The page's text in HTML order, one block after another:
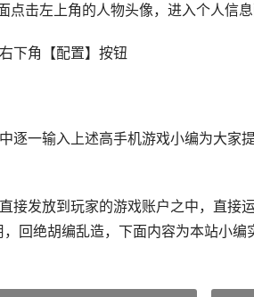
击左上角的人物头像，进入个人信息
角【配置】按钮
一输入上述高手机游戏小编为大家
发放到玩家的游戏账户之中，直接
回绝胡编乱造，下面内容为本站小编